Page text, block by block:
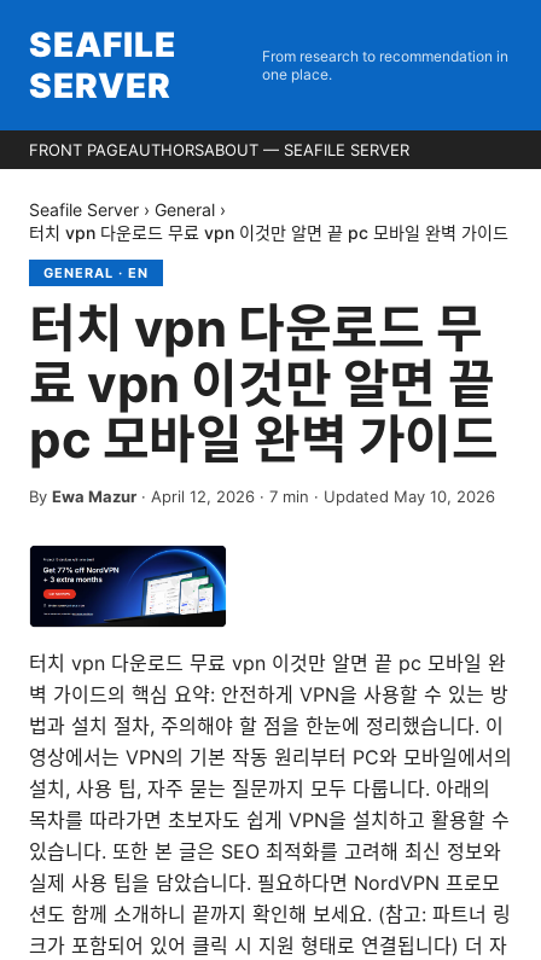
SEAFILE
SERVER
From research to recommendation in
one place.
FRONT PAGEAUTHORSABOUT — SEAFILE SERVER
Seafile Server › General ›
터치 vpn 다운로드 무료 vpn 이것만 알면 끝 pc 모바일 완벽 가이드
GENERAL · EN
터치 vpn 다운로드 무
료 vpn 이것만 알면 끝
pc 모바일 완벽 가이드
By Ewa Mazur · April 12, 2026 · 7 min · Updated May 10, 2026
터치 vpn 다운로드 무료 vpn 이것만 알면 끝 pc 모바일 완
벽 가이드의 핵심 요약: 안전하게 VPN을 사용할 수 있는 방
법과 설치 절차, 주의해야 할 점을 한눈에 정리했습니다. 이
영상에서는 VPN의 기본 작동 원리부터 PC와 모바일에서의
설치, 사용 팁, 자주 묻는 질문까지 모두 다룹니다. 아래의
목차를 따라가면 초보자도 쉽게 VPN을 설치하고 활용할 수
있습니다. 또한 본 글은 SEO 최적화를 고려해 최신 정보와
실제 사용 팁을 담았습니다. 필요하다면 NordVPN 프로모
션도 함께 소개하니 끝까지 확인해 보세요. (참고: 파트너 링
크가 포함되어 있어 클릭 시 지원 형태로 연결됩니다) 더 자